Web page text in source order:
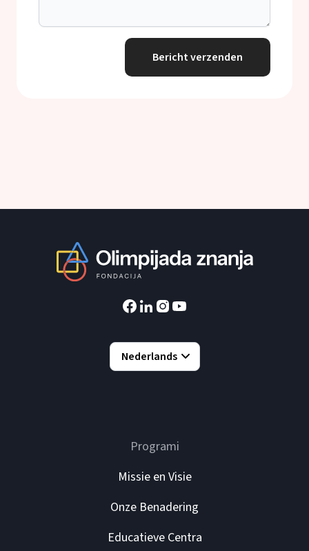
Bericht verzenden
Nederlands
Programi
Missie en Visie
Onze Benadering
Educatieve Centra